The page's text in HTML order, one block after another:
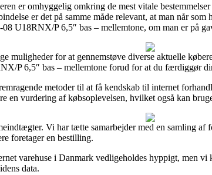
er omhyggelig omkring de mest vitale
er det på samme måde relevant, at man når
U18RNX/P 6,5″ bas – mellemtone, om man er på
muligheder for at gennemstøve diverse aktuelle
P 6,5″ bas – mellemtone forud for at du færdiggør
metoder til at få kendskab til internet
en vurdering af købsoplevelsen, hvilket også kan
Vi har tætte samarbejder med en samling
foretager en bestilling.
varehuse i Danmark vedligeholdes hyppigt, men
data.